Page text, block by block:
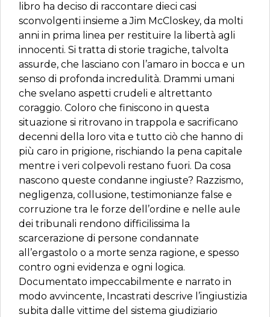
libro ha deciso di raccontare dieci casi
sconvolgenti insieme a Jim McCloskey, da molti
anni in prima linea per restituire la libertà agli
innocenti. Si tratta di storie tragiche, talvolta
assurde, che lasciano con l’amaro in bocca e un
senso di profonda incredulità. Drammi umani
che svelano aspetti crudeli e altrettanto
coraggio. Coloro che finiscono in questa
situazione si ritrovano in trappola e sacrificano
decenni della loro vita e tutto ciò che hanno di
più caro in prigione, rischiando la pena capitale
mentre i veri colpevoli restano fuori. Da cosa
nascono queste condanne ingiuste? Razzismo,
negligenza, collusione, testimonianze false e
corruzione tra le forze dell’ordine e nelle aule
dei tribunali rendono difficilissima la
scarcerazione di persone condannate
all’ergastolo o a morte senza ragione, e spesso
contro ogni evidenza e ogni logica.
Documentato impeccabilmente e narrato in
modo avvincente, Incastrati descrive l’ingiustizia
subita dalle vittime del sistema giudiziario